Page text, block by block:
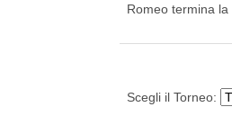
Romeo termina
Scegli il Torneo: